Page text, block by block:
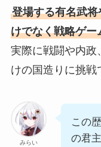
登場する有名武
けでなく戦略ゲー
実際に戦闘や内政
けの国造りに挑戦
みらい
この
の君